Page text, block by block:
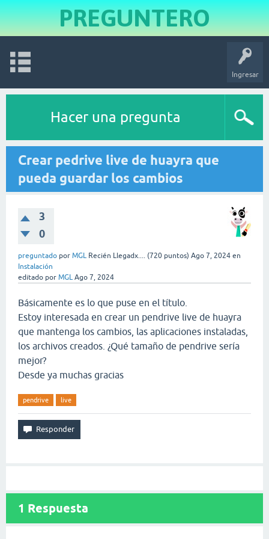
PREGUNTERO
Ingresar
Hacer una pregunta
Crear pedrive live de huayra que
pueda guardar los cambios
3
0
preguntado por MGL Recién Llegadx.... (720 puntos) Ago 7, 2024 en
Instalación
editado por MGL Ago 7, 2024
Básicamente es lo que puse en el título.
Estoy interesada en crear un pendrive live de huayra
que mantenga los cambios, las aplicaciones instaladas,
los archivos creados. ¿Qué tamaño de pendrive sería
mejor?
Desde ya muchas gracias
pendrive live
1 Respuesta